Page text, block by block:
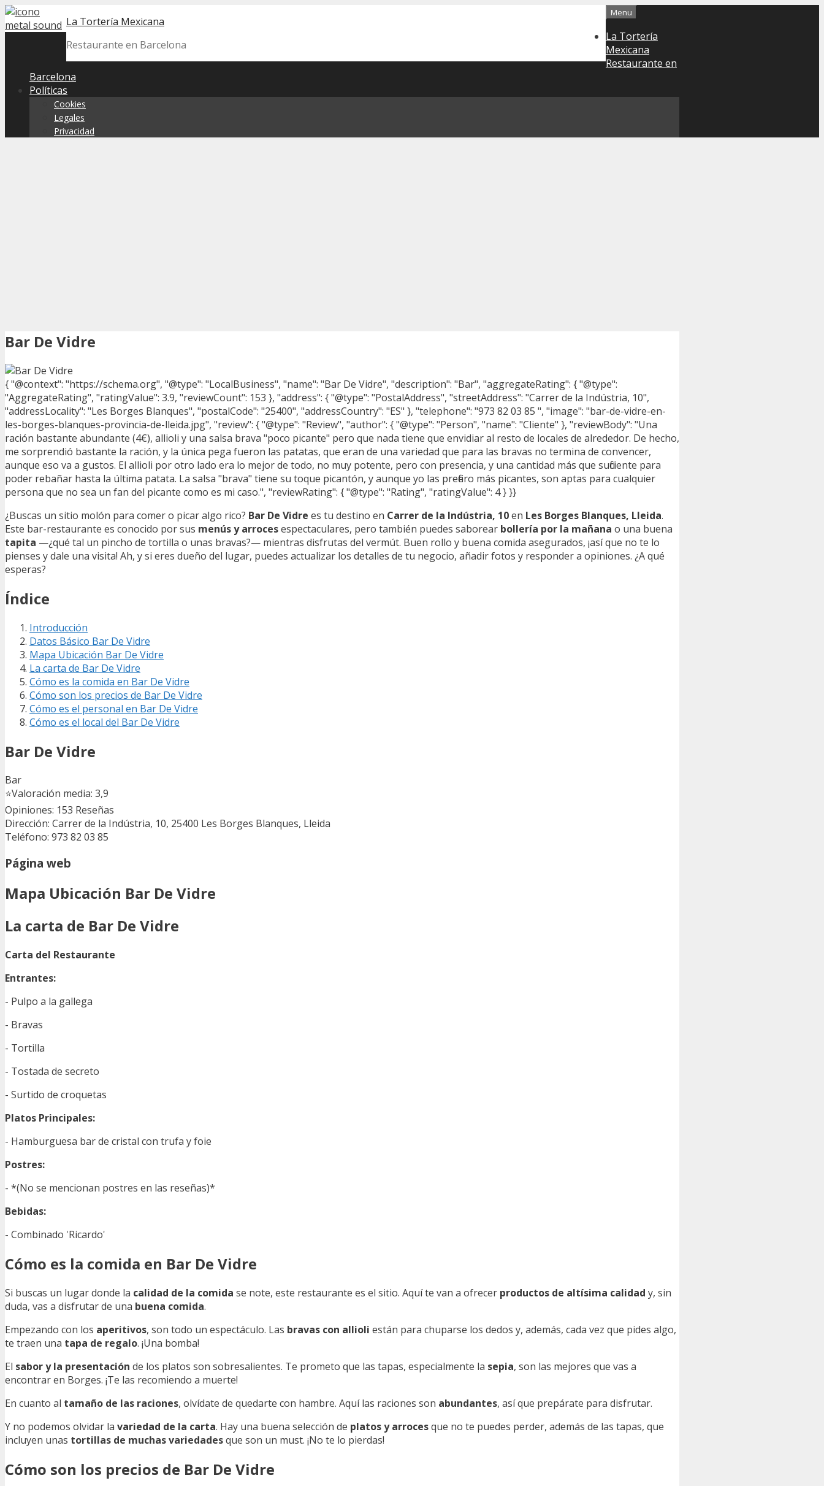
Skip
to
La Tortería Mexicana
Restaurante en Barcelona
Menu
La Tortería
Mexicana
Restaurante en
Barcelona
Políticas
Cookies
Legales
Privacidad
Bar De Vidre
{ "@context": "https://schema.org", "@type": "LocalBusiness", "name": "Bar De Vidre", "description": "Bar", "aggregateRating": { "@type":
"AggregateRating", "ratingValue": 3.9, "reviewCount": 153 }, "address": { "@type": "PostalAddress", "streetAddress": "Carrer de la Indústria, 10",
"addressLocality": "Les Borges Blanques", "postalCode": "25400", "addressCountry": "ES" }, "telephone": "973 82 03 85 ", "image": "bar-de-vidre-en-
les-borges-blanques-provincia-de-lleida.jpg", "review": { "@type": "Review", "author": { "@type": "Person", "name": "Cliente" }, "reviewBody": "Una
ración bastante abundante (4€), allioli y una salsa brava "poco picante" pero que nada tiene que envidiar al resto de locales de alrededor. De hecho,
me sorprendió bastante la ración, y la única pega fueron las patatas, que eran de una variedad que para las bravas no termina de convencer,
aunque eso va a gustos. El allioli por otro lado era lo mejor de todo, no muy potente, pero con presencia, y una cantidad más que suficiente para
poder rebañar hasta la última patata. La salsa "brava" tiene su toque picantón, y aunque yo las prefiero más picantes, son aptas para cualquier
persona que no sea un fan del picante como es mi caso.", "reviewRating": { "@type": "Rating", "ratingValue": 4 } }}
¿Buscas un sitio molón para comer o picar algo rico? Bar De Vidre es tu destino en Carrer de la Indústria, 10en Les Borges Blanques, Lleida.
Este bar-restaurante es conocido por sus menús y arrocesespectaculares, pero también puedes saborear bollería por la mañana o una buena
tapita —¿qué tal un pincho de tortilla o unas bravas?— mientras disfrutas del vermút. Buen rollo y buena comida asegurados, ¡así que no te lo
pienses y dale una visita! Ah, y si eres dueño del lugar, puedes actualizar los detalles de tu negocio, añadir fotos y responder a opiniones. ¿A qué
esperas?
Índice
Introducción
Datos Básico Bar De Vidre
Mapa Ubicación Bar De Vidre
La carta de Bar De Vidre
Cómo es la comida en Bar De Vidre
Cómo son los precios de Bar De Vidre
Cómo es el personal en Bar De Vidre
Cómo es el local del Bar De Vidre
Bar De Vidre
Bar
⭐Valoración media: 3,9
Opiniones: 153 Reseñas
Dirección: Carrer de la Indústria, 10, 25400 Les Borges Blanques, Lleida
Teléfono: 973 82 03 85
Página web
Mapa Ubicación Bar De Vidre
La carta de Bar De Vidre
Carta del Restaurante
Entrantes:
- Pulpo a la gallega
- Bravas
- Tortilla
- Tostada de secreto
- Surtido de croquetas
Platos Principales:
- Hamburguesa bar de cristal con trufa y foie
Postres:
- *(No se mencionan postres en las reseñas)*
Bebidas:
- Combinado 'Ricardo'
Cómo es la comida en Bar De Vidre
Si buscas un lugar donde la calidad de la comida se note, este restaurante es el sitio. Aquí te van a ofrecer productos de altísima calidad y, sin
duda, vas a disfrutar de una buena comida.
Empezando con los aperitivos, son todo un espectáculo. Las bravas con allioli están para chuparse los dedos y, además, cada vez que pides algo,
te traen una tapa de regalo. ¡Una bomba!
El sabor y la presentación de los platos son sobresalientes. Te prometo que las tapas, especialmente la sepia, son las mejores que vas a
encontrar en Borges. ¡Te las recomiendo a muerte!
En cuanto al tamaño de las raciones, olvídate de quedarte con hambre. Aquí las raciones son abundantes, así que prepárate para disfrutar.
Y no podemos olvidar la variedad de la carta. Hay una buena selección de platos y arrocesque no te puedes perder, además de las tapas, que
incluyen unas tortillas de muchas variedadesque son un must. ¡No te lo pierdas!
Cómo son los precios de Bar De Vidre